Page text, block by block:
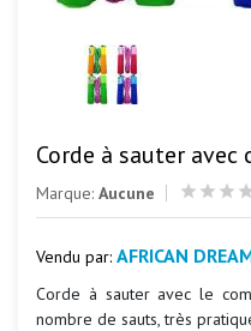
Corde à sauter avec
Marque: Aucune
Vendu par: AFRICAN
Corde à sauter avec le
nombre de sauts, très